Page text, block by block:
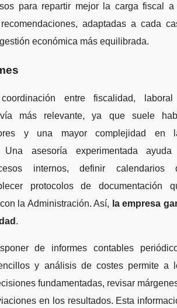
para repartir mejor la carga fiscal a
adaptadas a cada
económica más equilibrada.
entre fiscalidad,
más relevante, ya que suele
y una mayor complejidad en
Una asesoría experimentada
internos, definir calendarios
protocolos de documentación
la Administración. Así, la empresa
.
de informes contables
y análisis de costes permite a
fundamentadas, revisar
en los resultados. Esta